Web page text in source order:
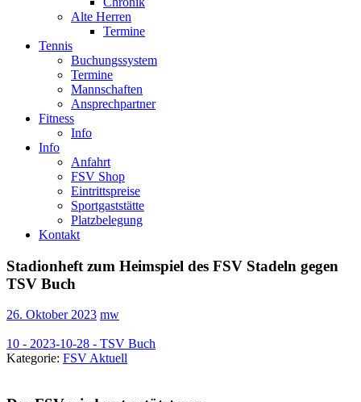
Alte Herren
Termine
Tennis
Buchungssystem
Termine
Mannschaften
Ansprechpartner
Fitness
Info
Info
Anfahrt
FSV Shop
Eintrittspreise
Sportgaststätte
Platzbelegung
Kontakt
Stadionheft zum Heimspiel des FSV Stadeln gegen
TSV Buch
26. Oktober 2023 mw
10 - 2023-10-28 - TSV Buch
Kategorie: FSV Aktuell